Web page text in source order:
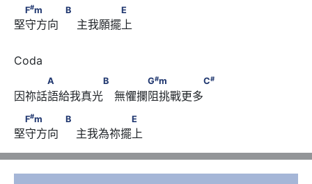
F#m　　　            B 　　　　E
F#m B E
堅守方向  　主我願擺上
A　　　　　B 　　　G# m　　　　　C
A B G#m C#
因祢話語給我真光　無懼攔阻挑戰更多
F# m　　　            B        　　　　　E
F#m B E
堅守方向     主我為祢擺上